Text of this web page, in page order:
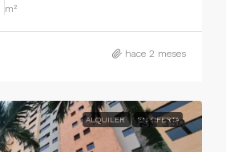
m²
hace 2 meses
ALQUILER EN OFERTA
US$ 350